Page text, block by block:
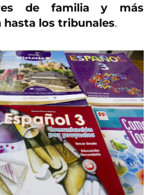
de familia y más
hasta los tribunales.